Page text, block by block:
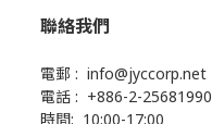
聯絡我們
電郵 : info@jyccorp.net
電話 : +886-2-25681990
時間: 10:00-17:00